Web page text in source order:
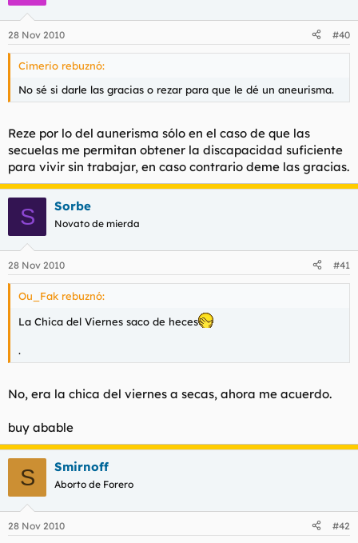
28 Nov 2010 #40
Cimerio rebuznó:
No sé si darle las gracias o rezar para que le dé un aneurisma.
Reze por lo del aunerisma sólo en el caso de que las
secuelas me permitan obtener la discapacidad suficiente
para vivir sin trabajar, en caso contrario deme las gracias.
S Sorbe
Novato de mierda
28 Nov 2010 #41
Ou_Fak rebuznó:
La Chica del Viernes saco de heces
.
No, era la chica del viernes a secas, ahora me acuerdo.
buy abable
S Smirnoff
Aborto de Forero
28 Nov 2010 #42